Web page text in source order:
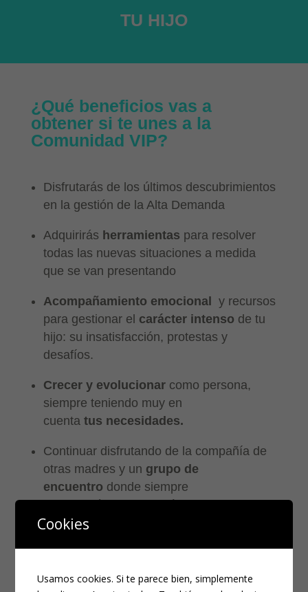
TU HIJO
¿Qué beneficios vas a
obtener si te unes a la
Comunidad VIP?
Disfrutarás de los últimos descubrimientos
en la gestión de la Alta Demanda
Adquirirás herramientas para resolver
todas las nuevas situaciones a medida
que se van presentando
Acompañamiento emocional
y recursos
para gestionar el carácter intenso de tu
hijo: su insatisfacción, protestas y
desafíos.
Crecer y evolucionarcomo persona,
siempre teniendo muy en
cuentatus necesidades.
Continuar disfrutando de la compañía de
otras madres y un grupo de
encuentro donde siempre
exclusivo de WhatsApp
Cookies
Usamos cookies. Si te parece bien, simplemente